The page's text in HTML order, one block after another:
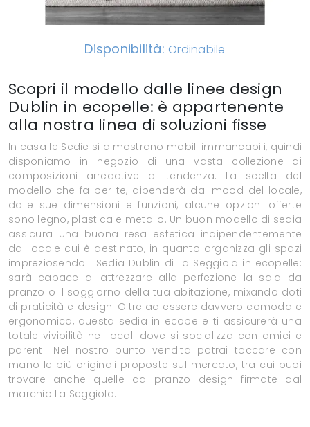
Disponibilità: Ordinabile
Scopri il modello dalle linee design
Dublin in ecopelle: è appartenente
alla nostra linea di soluzioni fisse
In casa le Sedie si dimostrano mobili immancabili, quindi
disponiamo in negozio di una vasta collezione di
composizioni arredative di tendenza. La scelta del
modello che fa per te, dipenderà dal mood del locale,
dalle sue dimensioni e funzioni; alcune opzioni offerte
sono legno, plastica e metallo. Un buon modello di sedia
assicura una buona resa estetica indipendentemente
dal locale cui è destinato, in quanto organizza gli spazi
impreziosendoli. Sedia Dublin di La Seggiola in ecopelle:
sarà capace di attrezzare alla perfezione la sala da
pranzo o il soggiorno della tua abitazione, mixando doti
di praticità e design. Oltre ad essere davvero comoda e
ergonomica, questa sedia in ecopelle ti assicurerà una
totale vivibilità nei locali dove si socializza con amici e
parenti. Nel nostro punto vendita potrai toccare con
mano le più originali proposte sul mercato, tra cui puoi
trovare anche quelle da pranzo design firmate dal
marchio La Seggiola.